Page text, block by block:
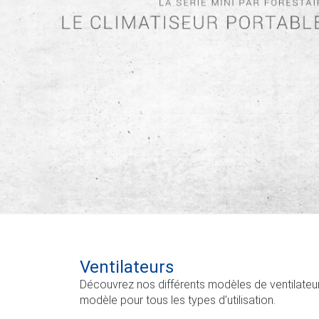
Ventilateurs
Découvrez nos différents modèles de
modèle pour tous les types d’utilisation.